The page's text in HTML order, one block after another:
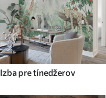
Izba pre tínedžerov